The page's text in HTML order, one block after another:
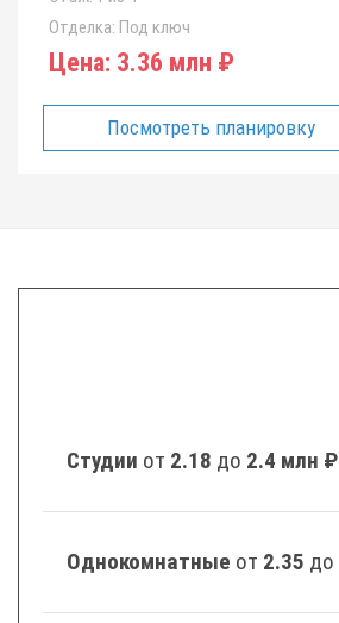
Отделка: Под ключ
Цена: 3.36 млн ₽
Посмотреть планировку
Студии от 2.18 до 2.4 млн ₽
Однокомнатные от 2.35 до